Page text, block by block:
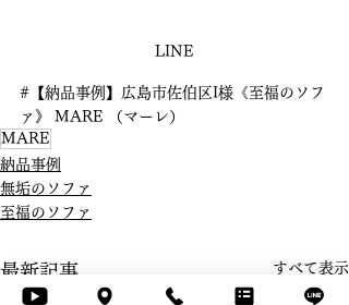
LINE
#【納品事例】広島市佐伯区I様《至福のソフ
ァ》 MARE （マーレ）
MARE
納品事例
無垢のソファ
至福のソファ
最新記事 すべて表示